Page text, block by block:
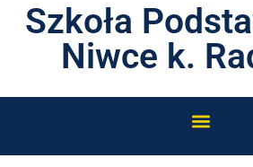
Szkoła
Niwce k.